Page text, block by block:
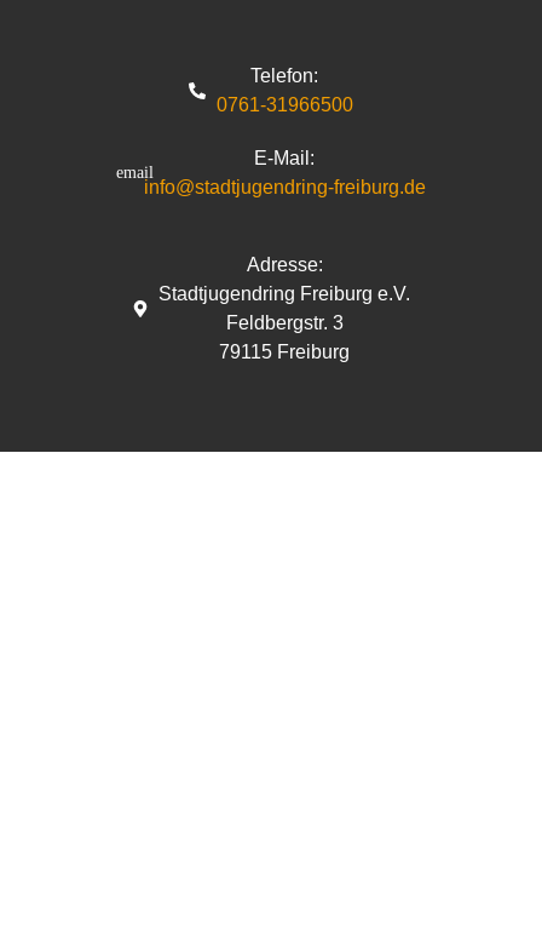
Telefon:
0761-31966500
E-Mail:
info@stadtjugendring-freiburg.de
Adresse:
Stadtjugendring Freiburg e.V.
Feldbergstr. 3
79115 Freiburg